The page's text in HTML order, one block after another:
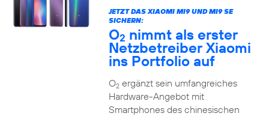
JETZT DAS XIAOMI MI9 UND MI9 SE
SICHERN:
O2 nimmt als erster
Netzbetreiber Xiaomi
ins Portfolio auf
O2ergänzt sein umfangreiches
Hardware-Angebot mit
Smartphones des chinesischen